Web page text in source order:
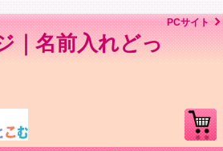
｜名前入れどっ
PCサイト